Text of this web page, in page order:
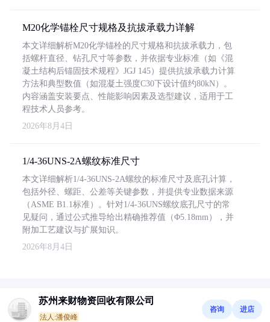
M20化学锚栓尺寸规格及抗拔承载力详解
本文详细解析M20化学锚栓的尺寸规格和抗拔承载力，包
括螺杆直径、钻孔尺寸等参数，并依据专业标准（如《混
凝土结构后锚固技术规程》JGJ 145）提供抗拔承载力计算
方法和典型数值（如混凝土强度C30下设计值约80kN）。
内容涵盖安装要点、性能影响因素及选型建议，适用于工
程技术人员参考。
2026年8月4日
1/4-36UNS-2A螺纹标准尺寸
本文详细解析1/4-36UNS-2A螺纹的标准尺寸及底孔计算，
包括外径、螺距、公差等关键参数，并提供专业数据来源
（ASME B1.1标准）。针对1/4-36UNS螺纹底孔尺寸的常
见疑问，通过公式推导给出精确推荐值（Φ5.18mm），并
附加工艺建议与扩展知识。
2026年8月4日
苏州来财物资回收有限公司
法人:潘俊峰
咨询 进店